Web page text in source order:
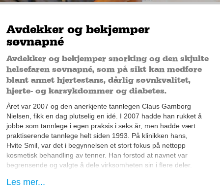
Avdekker og bekjemper
søvnapné
Avdekker og bekjemper snorking og den skjulte
helsefaren søvnapné, som på sikt kan medføre
blant annet hjertestans, dårlig søvnkvalitet,
hjerte- og karsykdommer og diabetes.
Året var 2007 og den anerkjente tannlegen Claus Gamborg
Nielsen, fikk en dag plutselig en idé. I 2007 hadde han rukket å
jobbe som tannlege i egen praksis i seks år, men hadde vært
praktiserende tannlege helt siden 1993. På klinikken hans,
Hvite Smil, var det i begynnelsen et stort fokus på nettopp
kosmetisk behandling av tenner. Han forstod at navnet var
begrensende og valgte å dele virksomheten sin i flere deler.
Les mer...